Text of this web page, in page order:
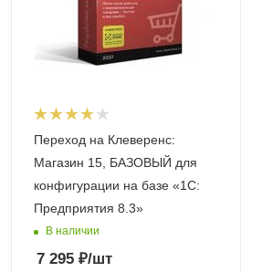
Переход на Клеверенс:
Магазин 15, БАЗОВЫЙ для
конфигурации на базе «1С:
Предприятия 8.3»
В наличии
7 295₽/шт